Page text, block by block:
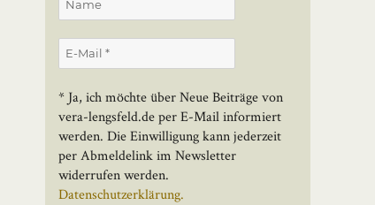
SUCHEN
* Ja, ich möchte über Neue Beiträge von
vera-lengsfeld.de per E-Mail informiert
werden. Die Einwilligung kann jederzeit
per Abmeldelink im Newsletter
widerrufen werden.
Datenschutzerklärung.